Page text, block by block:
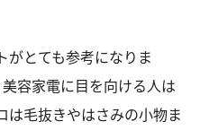
とても参考になりま
容家電に目を向ける人は
は毛抜きやはさみの小物ま